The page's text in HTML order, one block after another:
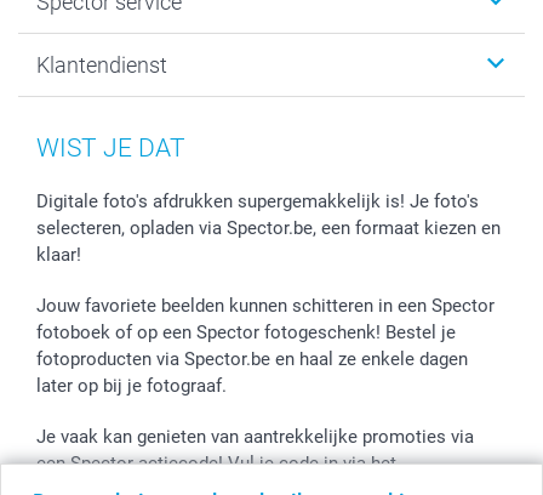
Fotoboeken
Fotoprints, Fotoposter & Fotoalbum met fotoprints
Fotokaders, Decoratie en Snoepjes
Stickers en Etiketten
Sitemap
Privacybeleid
smartbonus
Mijn orderstatus
Klantendienst
WIST JE DAT
Digitale foto's afdrukken supergemakkelijk is! Je foto's
selecteren, opladen via Spector.be, een formaat kiezen en
klaar!
Jouw favoriete beelden kunnen schitteren in een Spector
fotoboek of op een Spector fotogeschenk! Bestel je
fotoproducten via Spector.be en haal ze enkele dagen
later op bij je fotograaf.
Je vaak kan genieten van aantrekkelijke promoties via
een Spector actiecode! Vul je code in via het
winkelmandje en de korting wordt onmiddellijk toegepast.